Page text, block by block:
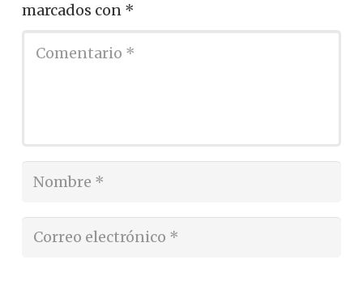
marcados con *